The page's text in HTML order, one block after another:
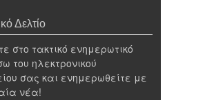
Δελτίο
στο τακτικό ενημερωτικό
του ηλεκτρονικού
σας και ενημερωθείτε με
νέα!